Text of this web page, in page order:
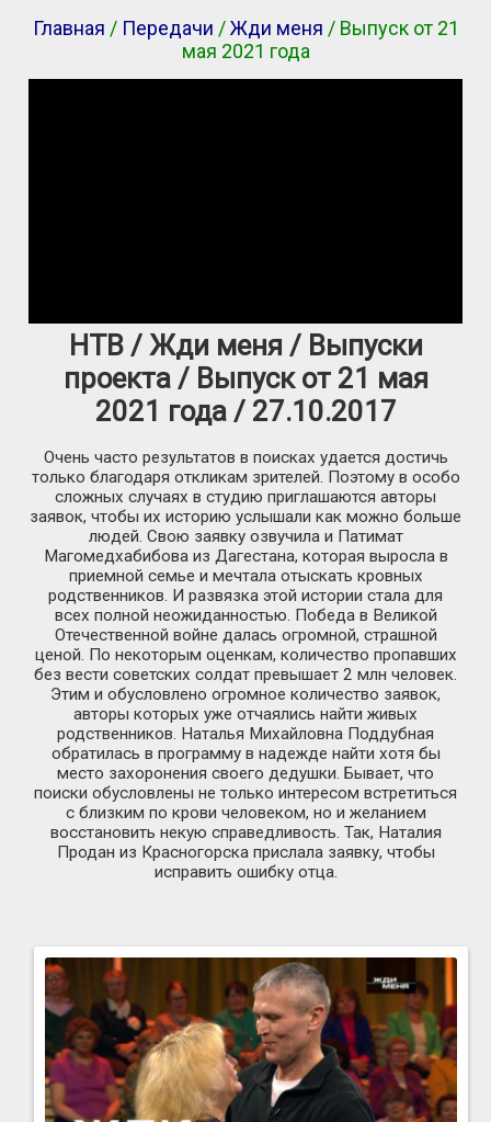
Главная / Передачи /Жди меня / Выпуск от 21
мая 2021 года
НТВ / Жди меня / Выпуски
проекта / Выпуск от 21 мая
2021 года / 27.10.2017
Очень часто результатов в поисках удается достичь
только благодаря откликам зрителей. Поэтому в особо
сложных случаях в студию приглашаются авторы
заявок, чтобы их историю услышали как можно больше
людей. Свою заявку озвучила и Патимат
Магомедхабибова из Дагестана, которая выросла в
приемной семье и мечтала отыскать кровных
родственников. И развязка этой истории стала для
всех полной неожиданностью. Победа в Великой
Отечественной войне далась огромной, страшной
ценой. По некоторым оценкам, количество пропавших
без вести советских солдат превышает 2 млн человек.
Этим и обусловлено огромное количество заявок,
авторы которых уже отчаялись найти живых
родственников. Наталья Михайловна Поддубная
обратилась в программу в надежде найти хотя бы
место захоронения своего дедушки. Бывает, что
поиски обусловлены не только интересом встретиться
с близким по крови человеком, но и желанием
восстановить некую справедливость. Так, Наталия
Продан из Красногорска прислала заявку, чтобы
исправить ошибку отца.